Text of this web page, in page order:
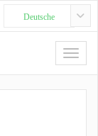
Deutsche